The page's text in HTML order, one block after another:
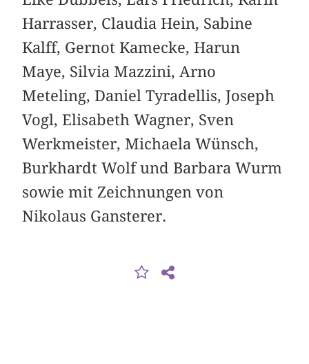
Harrasser, Claudia Hein, Sabine
Kalff, Gernot Kamecke, Harun
Maye, Silvia Mazzini, Arno
Meteling, Daniel Tyradellis, Joseph
Vogl, Elisabeth Wagner, Sven
Werkmeister, Michaela Wünsch,
Burkhardt Wolf und Barbara Wurm
sowie mit Zeichnungen von
Nikolaus Gansterer.